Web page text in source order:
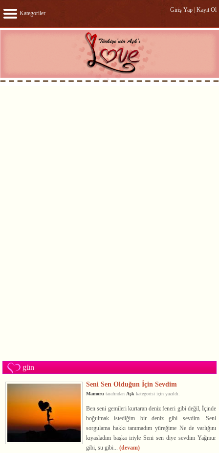
Kategoriler Giriş Yap Kayıt Ol
gün
Seni Sen Olduğun İçin Sevdim
Mamoru tarafından Aşk kategorisi için yazıldı.
Ben seni gemileri kurtaran deniz feneri gibi değil, İçinde
boğulmak istediğim bir deniz gibi sevdim. Seni
sorgulama hakkı tanımadım yüreğime Ne de varlığını
kıyasladım başka iriyle Seni sen diye sevdim Yağmur
gibi, su gibi... (devam)